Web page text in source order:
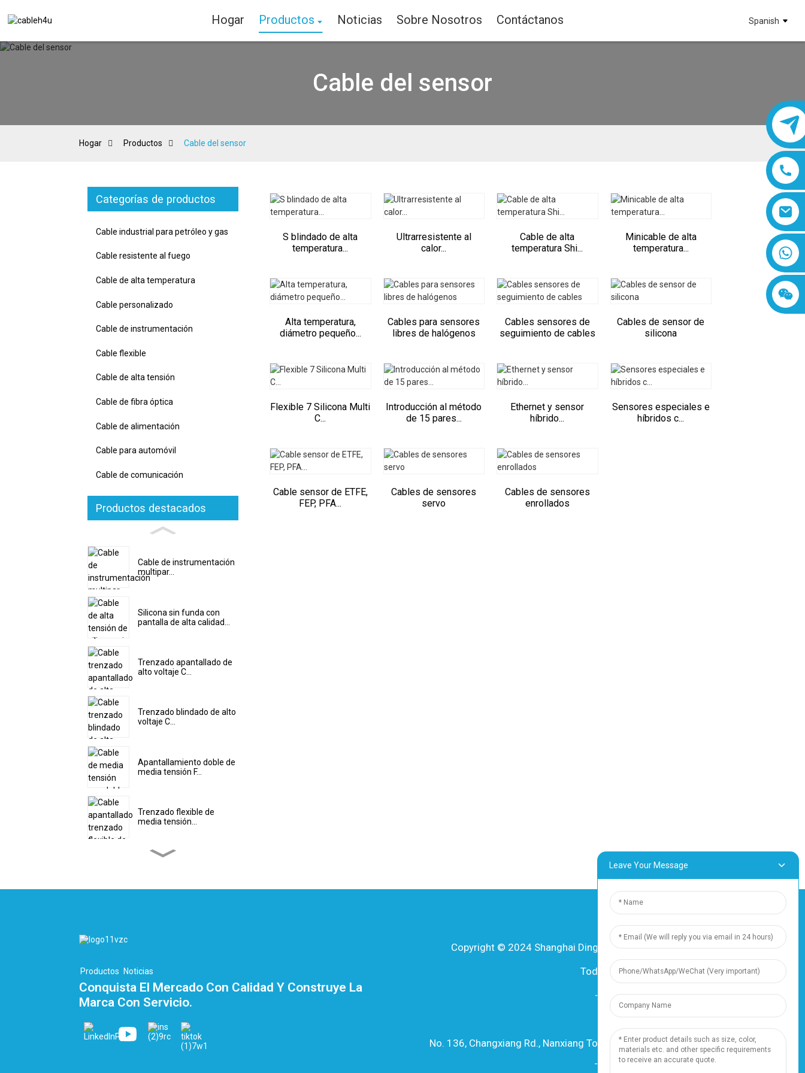
Hogar Productos Noticias Sobre Nosotros Contáctanos Spanish
8618019377761
Cable del sensor
Hogar Productos Cable del sensor
Categorías de productos
Cable industrial para petróleo y gas
Cable resistente al fuego
Cable de alta temperatura
Cable personalizado
Cable de instrumentación
Cable flexible
Cable de alta tensión
Cable de fibra óptica
Cable de alimentación
Cable para automóvil
Cable de comunicación
Productos destacados
Cable de instrumentación
multipar...
Silicona sin funda con
pantalla de alta calidad...
Trenzado apantallado de
alto voltaje C...
Trenzado blindado de alto
voltaje C...
Apantallamiento doble de
media tensión F...
Trenzado flexible de
media tensión...
automatización de 10
núcleos...
cabezal y criogenia...
S blindado de alta
temperatura...
Ultrarresistente al
calor...
Cable de alta
temperatura Shi...
Minicable de alta
temperatura...
Alta temperatura,
diámetro pequeño...
Cables para sensores
libres de halógenos
Cables sensores de
seguimiento de cables
Cables de sensor de
silicona
Flexible 7 Silicona Multi
C...
Introducción al método
de 15 pares...
Ethernet y sensor
híbrido...
Sensores especiales e
híbridos c...
Cable sensor de ETFE,
FEP, PFA...
Cables de sensores
servo
Cables de sensores
enrollados
Productos Noticias
Conquista El Mercado Con Calidad Y Construye La
Marca Con Servicio.
Copyright © 2024 Shanghai Dingzun Electric & Cable Co., Ltd.
Todos los derechos reservados.
-
Mapa del sitio- Recursos
Recurso
No. 136, Changxiang Rd., Nanxiang Town, 201802, Shanghai, China
Teléfono: +86 18019377761
Leave Your Message